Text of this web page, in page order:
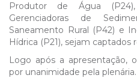
Produtor de Água
Gerenciadoras de
Saneamento Rural (P42) e
Hídrica (P21), sejam captados
Logo após a apresentação,
por unanimidade pela plenária.